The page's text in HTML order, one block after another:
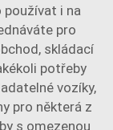
používat i na
pro
skládací
potřeby
vozíky,
pro některá z
s omezenou